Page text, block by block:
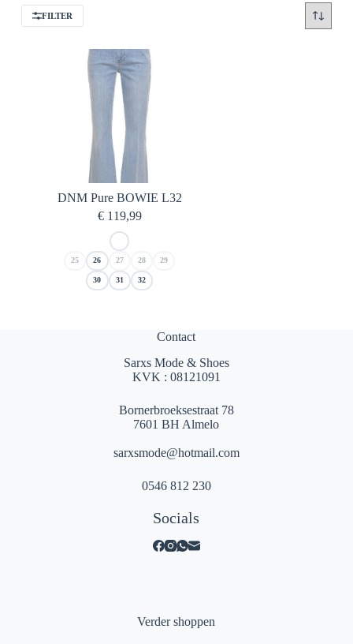
FILTER
DNM Pure BOWIE L32
€119,99
25 26 27 28 29
30 31 32
Contact
Sarxs Mode & Shoes
KVK : 08121091
Bornerbroeksestraat 78
7601 BH Almelo
sarxsmode@hotmail.com
0546 812 230
Socials
Verder shoppen